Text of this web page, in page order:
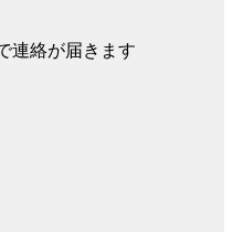
連絡が届きます